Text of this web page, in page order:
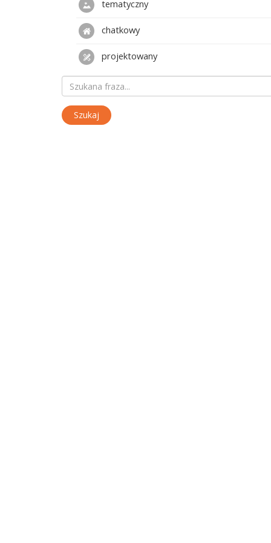
tematyczny
chatkowy
projektowany